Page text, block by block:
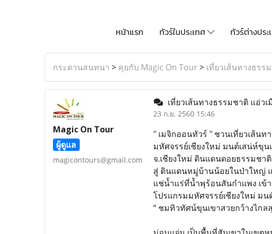
หน้าแรก ทัวร์ในประเทศ ทัวร์ต่างปร
กระดานสนทนา > คุยกับ Magic On Tour > เที่ยวเส้นทางธรร
Magic On Tour
ผู้ดูแล
magicontours@gmail.com
เที่ยวเส้นทางธรรมชาติ แอ่ว
23 ก.ย. 2560 15:46
" เมจิกออนทัวร์ " ชวนเที่ยวเส้น
มหัศจรรย์เชียงใหม่ มนต์เสน่ห์ขุ
จ.เชียงใหม่ ดินแดนดอยธรรมช
สู่ ดินแดนหมู่บ้านน้อยในป่าใหญ่
แช่น้ำแร่ที่น้ำพุร้อนสันกำแพง เข้
โปรแกรมมหัศจรรย์เชียงใหม่ ม
“ ชมทิวทัศน์ขุนเขาสวยกว้างไก